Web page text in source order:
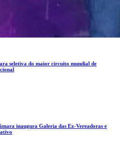
seletiva do maior circuito mundial de
inaugura Galeria das Ex-Vereadoras e